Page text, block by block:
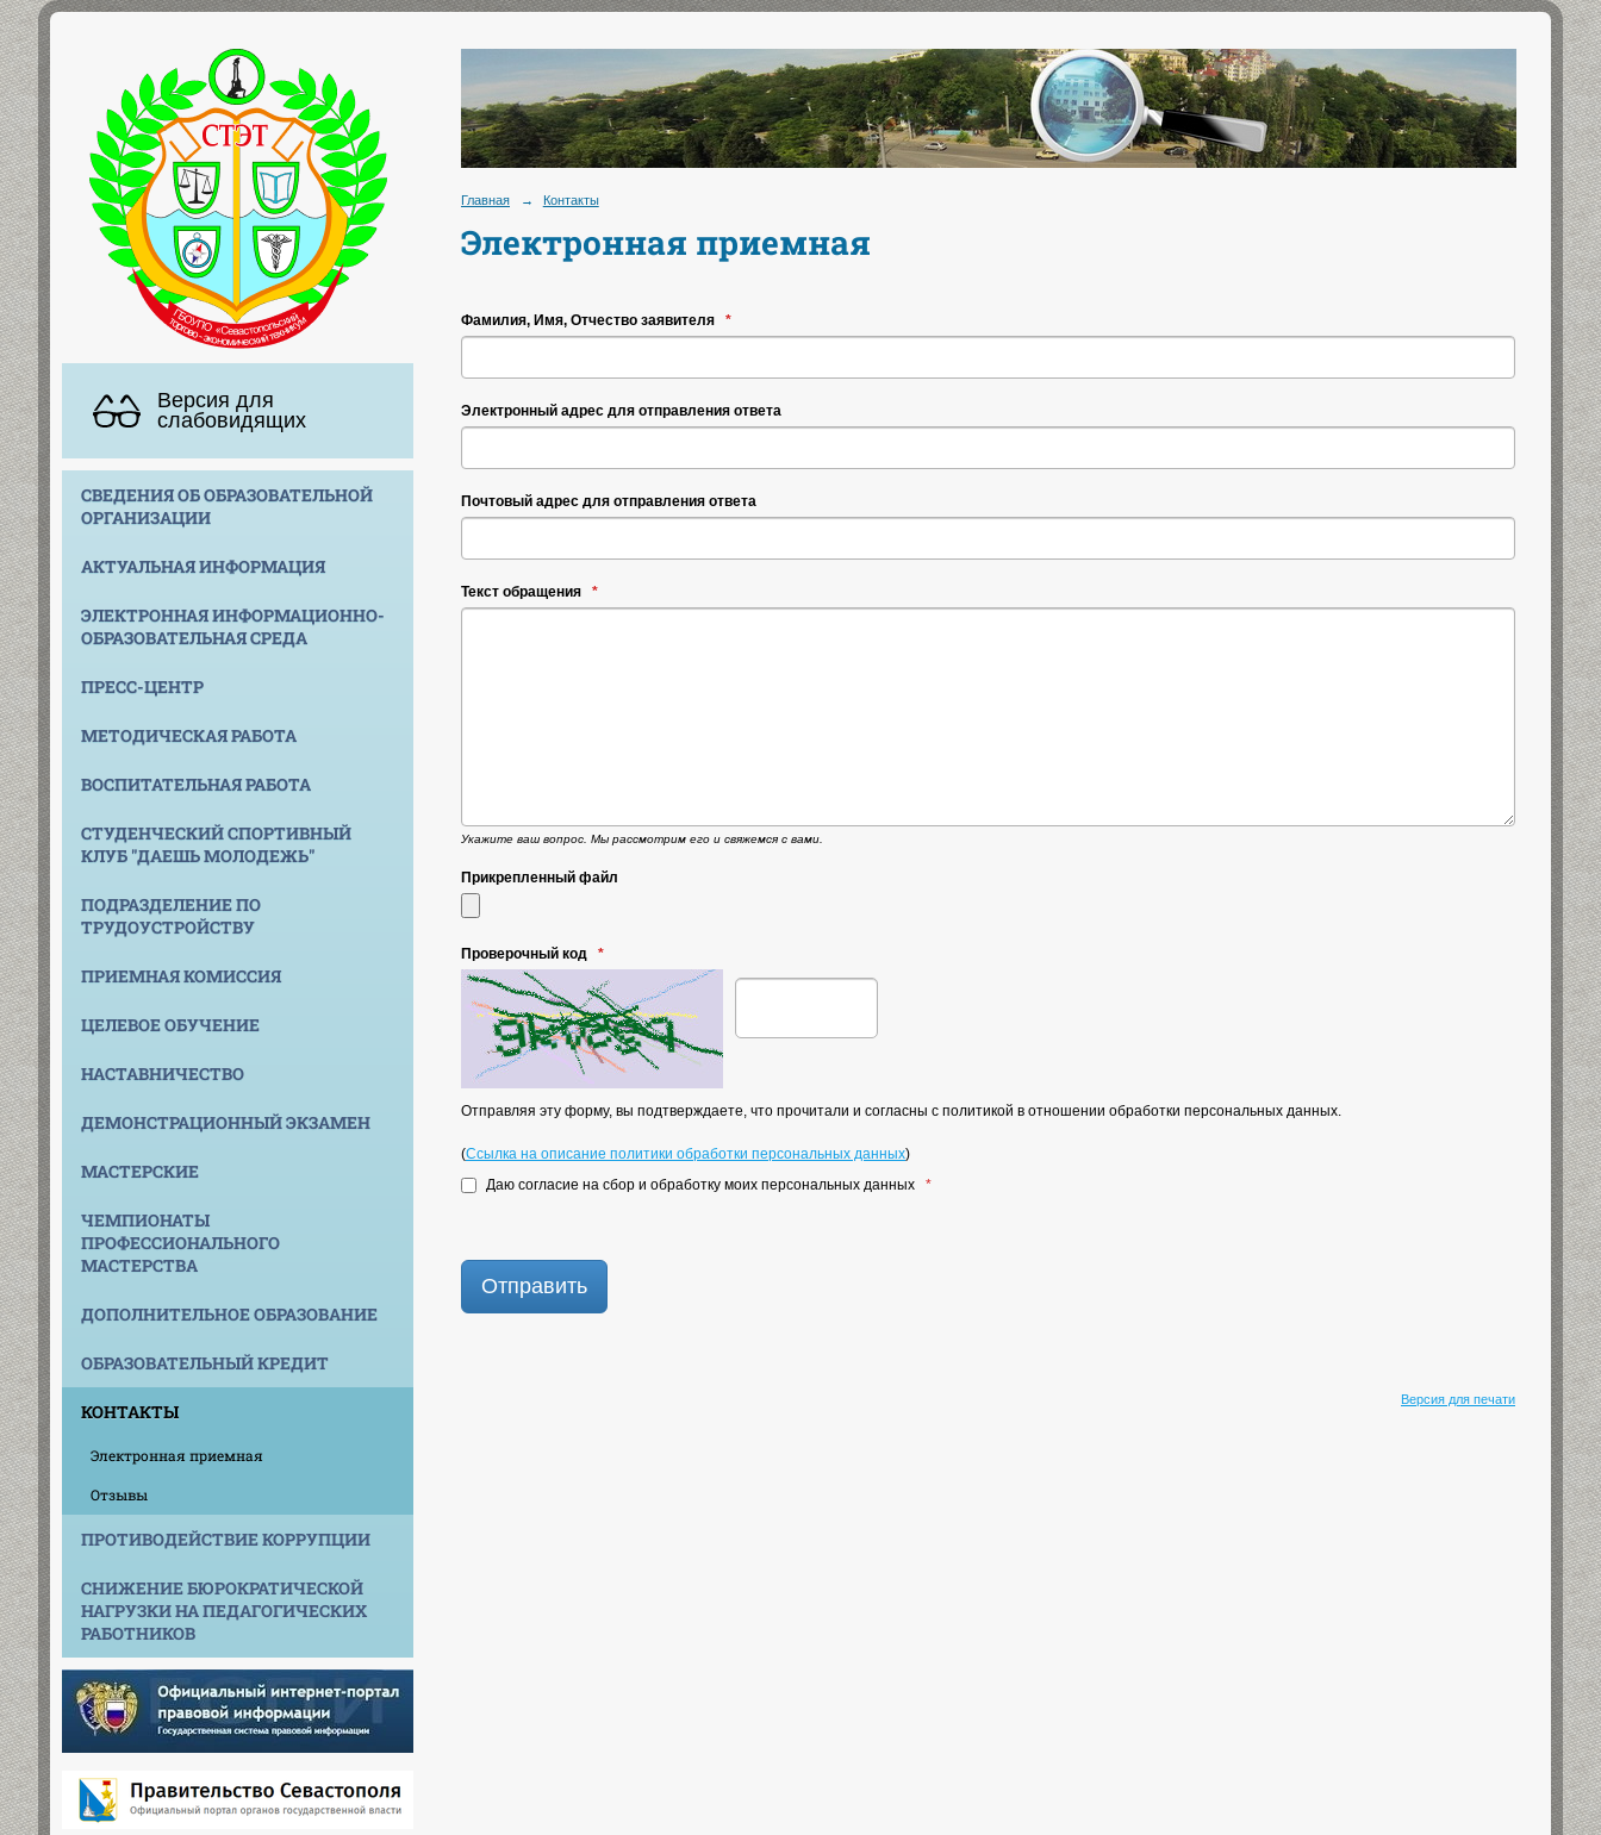
Версия для
слабовидящих
СВЕДЕНИЯ ОБ ОБРАЗОВАТЕЛЬНОЙ
ОРГАНИЗАЦИИ
АКТУАЛЬНАЯ ИНФОРМАЦИЯ
ЭЛЕКТРОННАЯ ИНФОРМАЦИОННО-
ОБРАЗОВАТЕЛЬНАЯ СРЕДА
ПРЕСС-ЦЕНТР
МЕТОДИЧЕСКАЯ РАБОТА
ВОСПИТАТЕЛЬНАЯ РАБОТА
СТУДЕНЧЕСКИЙ СПОРТИВНЫЙ
КЛУБ "ДАЕШЬ МОЛОДЕЖЬ"
ПОДРАЗДЕЛЕНИЕ ПО
ТРУДОУСТРОЙСТВУ
ПРИЕМНАЯ КОМИССИЯ
ЦЕЛЕВОЕ ОБУЧЕНИЕ
НАСТАВНИЧЕСТВО
ДЕМОНСТРАЦИОННЫЙ ЭКЗАМЕН
МАСТЕРСКИЕ
ЧЕМПИОНАТЫ
ПРОФЕССИОНАЛЬНОГО
МАСТЕРСТВА
ДОПОЛНИТЕЛЬНОЕ ОБРАЗОВАНИЕ
ОБРАЗОВАТЕЛЬНЫЙ КРЕДИТ
КОНТАКТЫ
Электронная приемная
Отзывы
ПРОТИВОДЕЙСТВИЕ КОРРУПЦИИ
СНИЖЕНИЕ БЮРОКРАТИЧЕСКОЙ
НАГРУЗКИ НА ПЕДАГОГИЧЕСКИХ
РАБОТНИКОВ
Главная → Контакты
Электронная приемная
Фамилия, Имя, Отчество заявителя *
Электронный адрес для отправления ответа
Почтовый адрес для отправления ответа
Текст обращения *
Укажите ваш вопрос. Мы рассмотрим его и свяжемся с вами.
Прикрепленный файл
Проверочный код *
Отправляя эту форму, вы подтверждаете, что прочитали и согласны с политикой в отношении обработки персональных данных.
(Ссылка на описание политики обработки персональных данных)
Даю согласие на сбор и обработку моих персональных данных
*
Отправить
Версия для печати